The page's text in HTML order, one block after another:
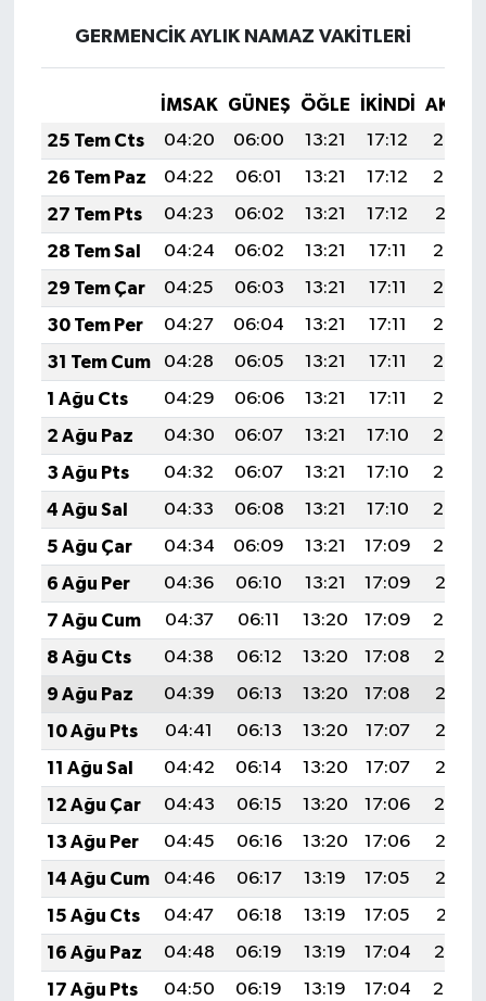
GERMENCİK AYLIK NAMAZ VAKITLERI
İMSAK GÜNEŞ ÖĞLE İKINDI
25 Tem Cts
04:20 06:00 13:21 17:12
20:33
26 Tem Paz
04:22 06:01 13:21 17:12
20:32
27 Tem Pts
04:23 06:02 13:21 17:12
20:31
28 Tem Sal
04:24 06:02 13:21 17:11
20:30
29 Tem Çar
04:25 06:03 13:21 17:11
20:29
30 Tem Per
04:27 06:04 13:21 17:11
20:28
31 Tem Cum
04:28 06:05 13:21 17:11
20:27
1 Ağu Cts
04:29 06:06 13:21 17:11
20:26
2 Ağu Paz
04:30 06:07 13:21 17:10
20:25
3 Ağu Pts
04:32 06:07 13:21 17:10
20:24
4 Ağu Sal
04:33 06:08 13:21 17:10
20:23
5 Ağu Çar
04:34 06:09 13:21 17:09
20:22
6 Ağu Per
04:36 06:10 13:21 17:09
20:21
7 Ağu Cum
04:37 06:11 13:20 17:09
20:20
8 Ağu Cts
04:38 06:12 13:20 17:08
20:19
9 Ağu Paz
04:39 06:13 13:20 17:08
20:18
10 Ağu Pts
04:41 06:13 13:20 17:07
20:17
11 Ağu Sal
04:42 06:14 13:20 17:07
20:16
12 Ağu Çar
04:43 06:15 13:20 17:06
20:14
13 Ağu Per
04:45 06:16 13:20 17:06
20:13
14 Ağu Cum
04:46 06:17 13:19 17:05
20:12
15 Ağu Cts
04:47 06:18 13:19 17:05
20:11
16 Ağu Paz
04:48 06:19 13:19 17:04
20:10
17 Ağu Pts
04:50 06:19 13:19 17:04
20:08